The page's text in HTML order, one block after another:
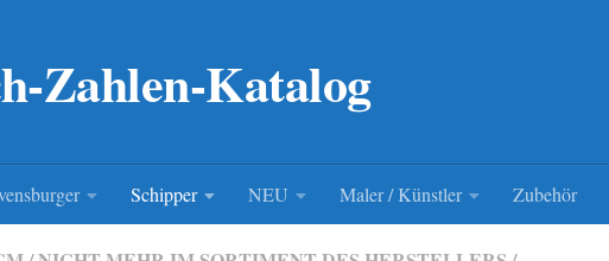
Zahlen-Katalog
Schipper NEU Maler / Künstler Zubehör